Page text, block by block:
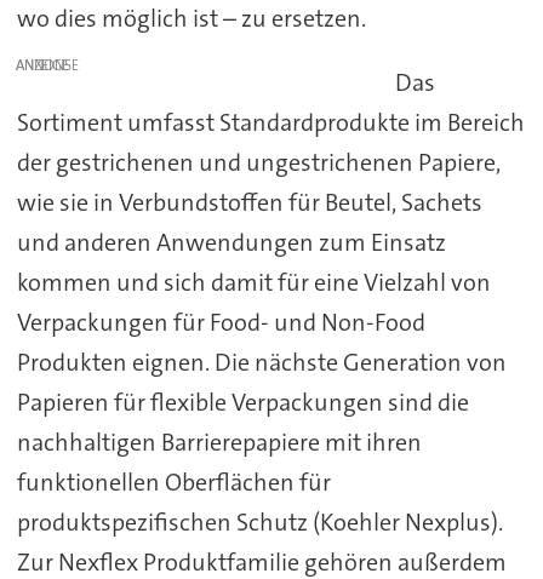
wo dies möglich ist – zu ersetzen.
ANZEIGE
Das
Sortiment umfasst Standardprodukte im Bereich
der gestrichenen und ungestrichenen Papiere,
wie sie in Verbundstoffen für Beutel, Sachets
und anderen Anwendungen zum Einsatz
kommen und sich damit für eine Vielzahl von
Verpackungen für Food- und Non-Food
Produkten eignen. Die nächste Generation von
Papieren für flexible Verpackungen sind die
nachhaltigen Barrierepapiere mit ihren
funktionellen Oberflächen für
produktspezifischen Schutz (Koehler Nexplus).
Zur Nexflex Produktfamilie gehören außerdem